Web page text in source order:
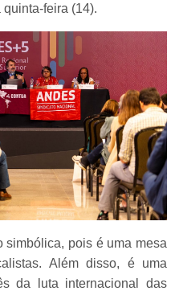
feira (14).
simbólica, pois é uma mesa
Além disso, é uma
da luta internacional das